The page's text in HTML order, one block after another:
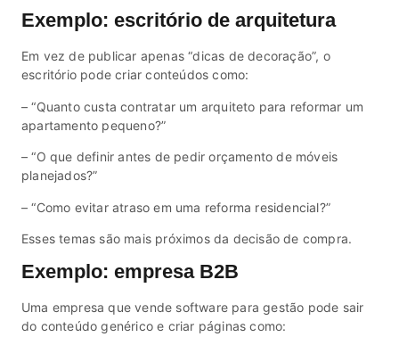
Exemplo: escritório de arquitetura
Em vez de publicar apenas “dicas de decoração”, o
escritório pode criar conteúdos como:
– “Quanto custa contratar um arquiteto para reformar um
apartamento pequeno?”
– “O que definir antes de pedir orçamento de móveis
planejados?”
– “Como evitar atraso em uma reforma residencial?”
Esses temas são mais próximos da decisão de compra.
Exemplo: empresa B2B
Uma empresa que vende software para gestão pode sair
do conteúdo genérico e criar páginas como: